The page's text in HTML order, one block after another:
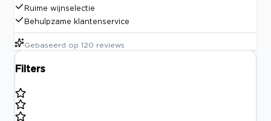
Ruime wijnselectie
Behulpzame klantenservice
Gebaseerd op 120 reviews
Filters